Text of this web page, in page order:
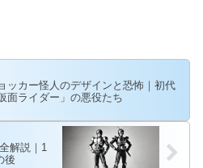
ッカー怪人のデザインと恐怖｜初代
仮面ライダー」の悪役たち
解説｜1
後